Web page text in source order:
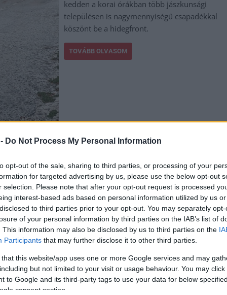
Do Not Process My Personal Information
opt-out of the sale, sharing to third parties, or processing of your
for targeted advertising by us, please use the below opt-out
selection. Please note that after your opt-out request is processed
interest-based ads based on personal information utilized by us
to third parties prior to your opt-out. You may separately
of your personal information by third parties on the IAB’s list of
This information may also be disclosed by us to third parties on the
Participants that may further disclose it to other third parties.
that this website/app uses one or more Google services and may
but not limited to your visit or usage behaviour. You may
to Google and its third-party tags to use your data for below
consent section.
kedden a korai órákban több jászkunsági
településen is nagymennyiségű csapadékkal
köszönt be a hidegfront.
TOVÁBB OLVASOM
Nagykun Szolnok megye, Jászboldogháza,Jászkunság
nem akarja az új igazgatót Jánoshidán
Sajnos nem példa nélküli botrány robbant ki
az Alsójászsági Petőfi Sándor Általános
Iskolával kapcsolatosan Jánoshidán – a
településen fideszes polgármesterjelöltként
tankerületi vezető, Mészárosné Vas Márta
igazgatói posztra várományos jelöltje került
pozícióba az intézményt évek óta vezető,